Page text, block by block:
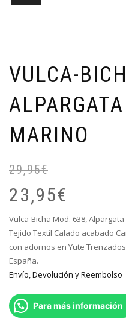
VULCA-
MARINO
29,95€
23,95€
Vulca-Bicha Mod. 638,
Tejido Textil Calado acabado
con adornos en Yute
España.
Envío, Devolución y Reembolso
Para más información